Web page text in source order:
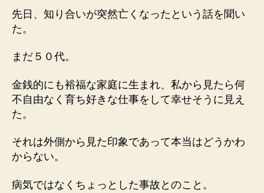
先日、知り合いが突然亡くなったという話を聞い
た。
まだ５０代。
金銭的にも裕福な家庭に生まれ、私から見たら何
不自由なく育ち好きな仕事をして幸せそうに見え
た。
それは外側から見た印象であって本当はどうかわ
からない。
病気ではなくちょっとした事故とのこと。